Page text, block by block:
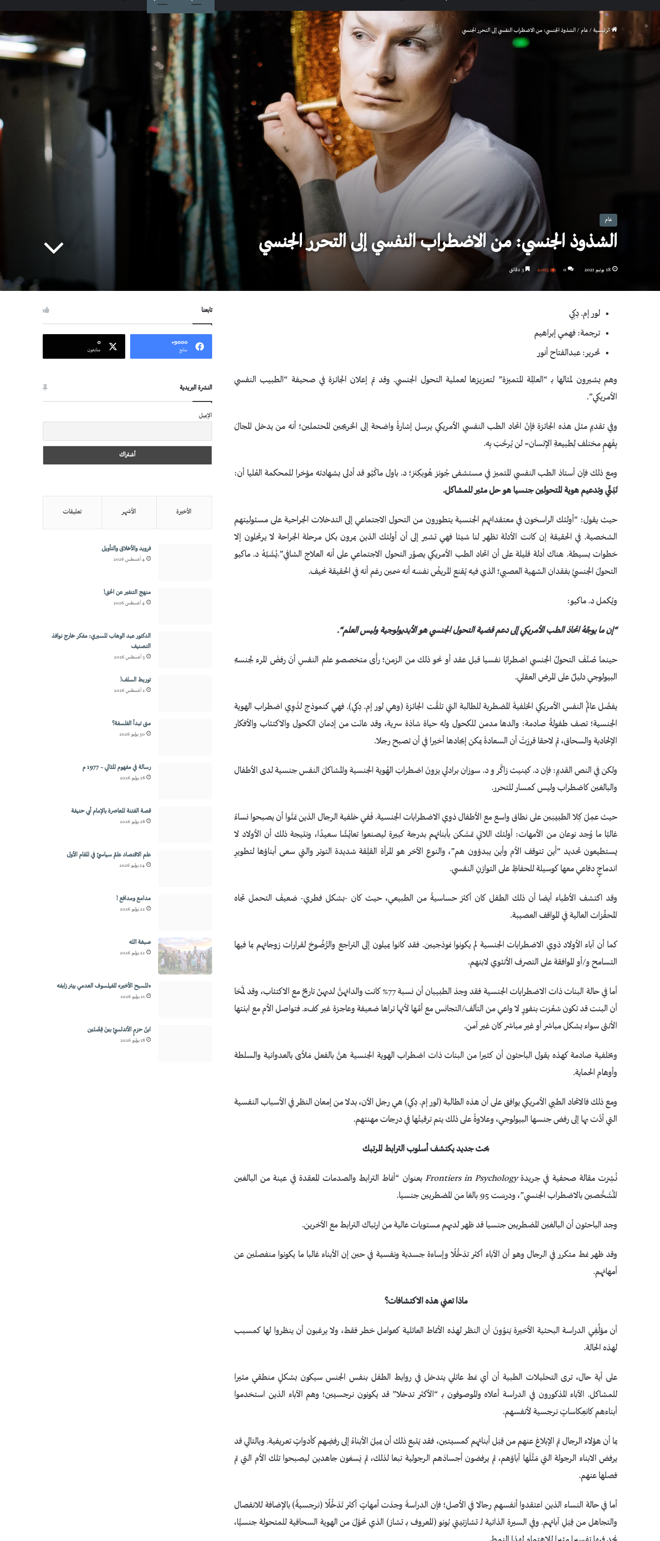
الرئيسية / عام / الشذوذ الجنسي: من الاضطراب النفسي إلى التحرر الجنسي
عام
الشذوذ الجنسي: من الاضطراب النفسي إلى التحرر الجنسي
18 يونيو 2021 0 2٬015
لور إم. دِكِي
ترجمة: فهمي إبراهيم
تحرير: عبدالفتاح أنور
وهم يشيرون لمثالها بـ “العالِمة المتميزة” لتعزيزها لعملية التحول الجنسي. وقد تم إعلان الجائزة في صحيفة “الطبيب النفسي
الأمريكي”.
وفي تقديم مثل هذه الجائزة فإنّ اتحاد الطب النفسي الأمريكي يرسل إشارةً واضحة إلى الخريجين المحتملين؛ أنه من يدخل المجالَ
بِفَهمٍ مختلف لِطبيعةِ الإنسان= لن يُرحَّبَ بِه.
ومع ذلك فإن أستاذ الطب النفسي المتميز في مستشفى جُونز هُوبكِنز؛ د. باول ماكْيُو قد أدلى بشهادته مؤخرا للمحكمة العُليا أن:
تَبَنِّي وتدعيم هوية المتحولين جنسيا هو حل مثير للمشاكل.
حيث يقول: “أولئك الراسخون في معتقداتهم الجنسية يتطورون من التحول الاجتماعي إلى التدخلات الجراحية على مسئوليتهم
الشخصية. في الحقيقة إن كانت الأدلة تظهر لنا شيئا فهي تشير إلى أن أولئك الذين يمرون بكل مرحلة الجراحة لا يرتحلون إلا
خطوات بسيطة. هناك أدلة قليلة على أن اتحاد الطب الأمريكي يصوِّر التحول الاجتماعي على أنه العلاج الشافي”.يُشَبِّهُ د. ماكيو
التحولَ الجنسيَّ بفقدان الشهية العصبي؛ الذي فيه يُقنع المريضُ نفسَه أنه سَمين رغم أنه في الحقيقة نحيف.
ويُكمل د. ماكيو:
“إن ما يوجِّهُ اتحادَ الطب الأمريكي إلى دعم قضية التحول الجنسي هو الأيديولوجية وليس العلم“.
حينما صُنِّفَ التحولُ الجنسي اضطرابًا نفسيا قبل عقد أو نحو ذلك من الزمن؛ رأَى متخصصو علم النفسِ أنَ رفضَ المرء لِجنسهِ
البيولوجي دليلٌ على المرض العقلي.
يفصِّل عالمُ النفس الأمريكي الخلفيةَ المضطربة للطالبة التي تلقَّت الجائزة (وهي لور إم. دِكي). فهي كنموذج لذَوِي اضطراب الهوية
الجنسية؛ تصف طفولةً صادمة: والدها مدمن للكحول وله حياة شاذة سرية، وقد عانَت من إدمان الكحول والاكتئاب والأفكار
الإلحادية والسحاق، ثم لاحقا قررَتْ أن السعادةَ يمكن إيجادها أخيرا في أن تصبح رجلا.
ولكن في النص القديم: فإن د. كينيث زاكَّر و د. سوزان برادلي يرَونَ اضطرابَ الهُوية الجنسية والمشاكلَ النفس جنسية لدى الأطفال
والبالغين كاضطراب وليس كمسار للتحرر.
حيث عمِلَ كِلا الطبيبَين على نطاق واسع مع الأطفال ذوي الاضطرابات الجنسية. فَفي خلفية الرجال الذين تمنَّوا أن يصبحوا نساءً
غالبًا ما وُجد نوعان من الأمهات: أولئك اللاتي تمسَّكن بأبنائهم بدرجة كبيرة ليصنعوا تعايُشًا سعيدًا، ونتيجة ذلك أن الأولاد لا
يستطيعون تحديد “أين تتوقف الأم وأين يبدؤون هم”، والنوع الآخر هو المرأة القلِقة شديدة التوتر والتي سعى أبناؤها لتطويرِ
اندماجٍ دفاعي معها كوسيلة للحفاظِ على التوازنِ النفسي.
وقد اكتشف الأطباء أيضا أن ذلك الطفل كان أكثرَ حساسيةً من الطبيعي، حيث كان -بشكل فطري- ضعيفَ التحمل تجاه
المحفِّزات العالية في المواقف العصيبة.
كما أن آباء الأولاد ذوي الاضطرابات الجنسية لم يكونوا نموذجيين. فقد كانوا يميلون إلى التراجع والرُّضُوخ لقرارات زوجاتهم بما فيها
التسامح و/أو الموافقة على التصرف الأنثوي لابنهم.
أما في حالة البنات ذات الاضطرابات الجنسية فقد وجدَ الطبيبان أن نسبة 77% كانت والداتهنَّ لديهنّ تاريخ مع الاكتئاب، وقد لمَّحَا
أن البنت قد تكون شعُرَت بنفورٍ لا واعي من التآلف/التجانس مع أمِّها لأنها تراها ضعيفة وعاجزة غير كفء. فتواصل الأم مع ابنتها
الأنثى سواء بشكل مباشر أو غير مباشر كان غير آمن.
وبخلفية صادمة كهذه يقول الباحثون أن كثيرا من البنات ذات اضطراب الهوية الجنسية هنَّ بالفعل مَلأى بالعدوانية والسلطة
وأوهام الحماية.
ومع ذلك فالاتحاد الطبي الأمريكي يوافق على أن هذه الطالبة (لور إم. دِكي) هي رجل الآن، بدلا من إمعان النظر في الأسباب النفسية
التي أدَّت بها إلى رفض جنسها البيولوجي، وعلاوةً على ذلك يتم ترقيتُها في درجات مهنتهم.
بحث جديد يكتشف أسلوب الترابط المرتبك
نُشِرَت مقالة صحفية في جريدةFrontiers in Psychology بعنوان “أنماط الترابط والصدمات المعقدة في عينة من البالغين
المُشَخَّصين بالاضطراب الجنسي”، ودرسَت 95 بالغا من المضطربين جنسيا.
وجد الباحثون أن البالغين المضطربين جنسيا قد ظهر لديهم مستويات عالية من ارتباك الترابط مع الآخرين.
وقد ظهر نمط متكرر في الرجال وهو أن الآباء أكثر تدَخُّلًا وإساءة جسدية ونفسية في حين إن الأبناء غالبا ما يكونوا منفصلين عن
أمهاتهم.
ماذا تعني هذه الاكتشافات؟
أن مؤلِّفِي الدراسة البحثية الأخيرة يَنوُونَ أن النظر لهذه الأنماط العائلية كعوامل خطر فقط، ولا يرغبون أن ينظروا لها كمسبب
لهذه الحالة.
على أية حال، ترى التحليلات الطبية أن أي نمط عائلي يتدخل في روابط الطفل بنفس الجنس سيكون بشكلٍ منطقي مثيرا
للمشاكل. الآباء المذكورون في الدراسة أعلاه والموصوفون بـ “الأكثر تدخلا” قد يكونون نرجسيين؛ وهم الآباء الذين استخدموا
أبناءهم كانعِكاساتٍ نرجسية لأنفسهم.
بما أن هؤلاء الرجال تم الإبلاغ عنهم من قِبَل أبنائهم كمسيئين، فقد يَتبع ذلك أن يميلَ الأبناءُ إلى رفضِهم كأدواتٍ تعريفية. وبالتالي قد
يرفض الابناء الرجولة التي مَثَّلَها آباؤهم، ثم يرفضون أجسادَهم الرجولية تبعا لذلك، ثم يَسعَون جاهدين ليصبحوا تلك الأم التي تم
فصلها عنهم.
أما في حالة النساء الذين اعتقدوا أنفسهم رجالا في الأصل؛ فإن الدراسةَ وجدَت أمهاتٍ أكثر تَدَخُّلًا (نرجسيةً) بالإضافة للانفصال
والتجاهل من قِبَلِ آبائهم. وفي السيرة الذاتية لـ تشازتيتي بُونو (المعروف بـ تشاز) الذي تحوَّلَ من الهوية السحاقية للمتحولة جنسيًّا،
تابعنا
9000+
متابع
0
متابعون
النشرة البريدية
الإيميل
الأخيرة الأشهر تعليقات
فرويد والأخلاق والتأويل
4 أغسطس 2026
منهج التنفير عن الحق!
4 أغسطس 2026
الدكتور عبد الوهاب المسيري: مفكر خارج نوافذ
التصنيف
3 أغسطس 2026
توريط السلف!
2 أغسطس 2026
متى تبدأ الفلسفة؟
30 يوليو 2026
رسالة في مفهوم المثالي – 1977 م
28 يوليو 2026
قصة الفتنة المعاصرة بالإمام أبي حنيفة
28 يوليو 2026
علم الاقتصاد علمٌ سياسيٌ في المقام الأول
24 يوليو 2026
مدامع ومدافع !
22 يوليو 2026
صبغة الله
22 يوليو 2026
«المسيح الأخير» للفيلسوف العدمي بيتر زابفه
21 يوليو 2026
ابنُ حزمٍ الأندلسيِّ بينَ قِصَّتَين
18 يوليو 2026